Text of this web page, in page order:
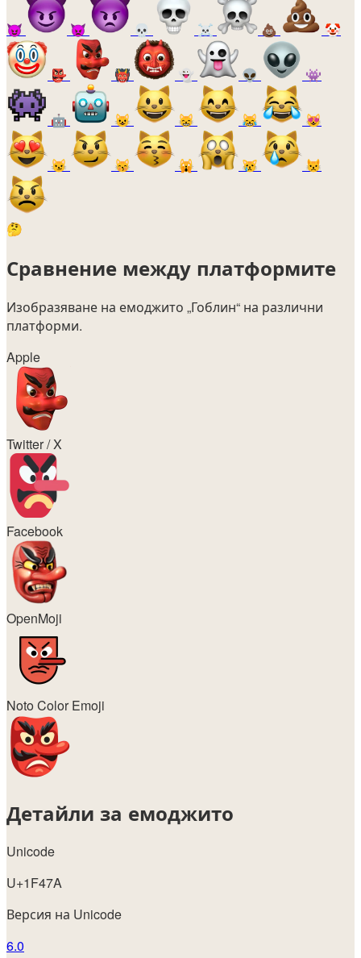
😈 👿 💀 ☠️ 💩 🤡
👺 👹 👻 👽 👾
🤖 😺 😸 😹 😻
😼 😽 🙀 😿 😾
🤔
Сравнение между платформите
Изобразяване на емоджито „Гоблин“ на различни
платформи.
Apple
Twitter / X
Facebook
OpenMoji
Noto Color Emoji
Детайли за емоджито
Unicode
U+1F47A
Версия на Unicode
6.0